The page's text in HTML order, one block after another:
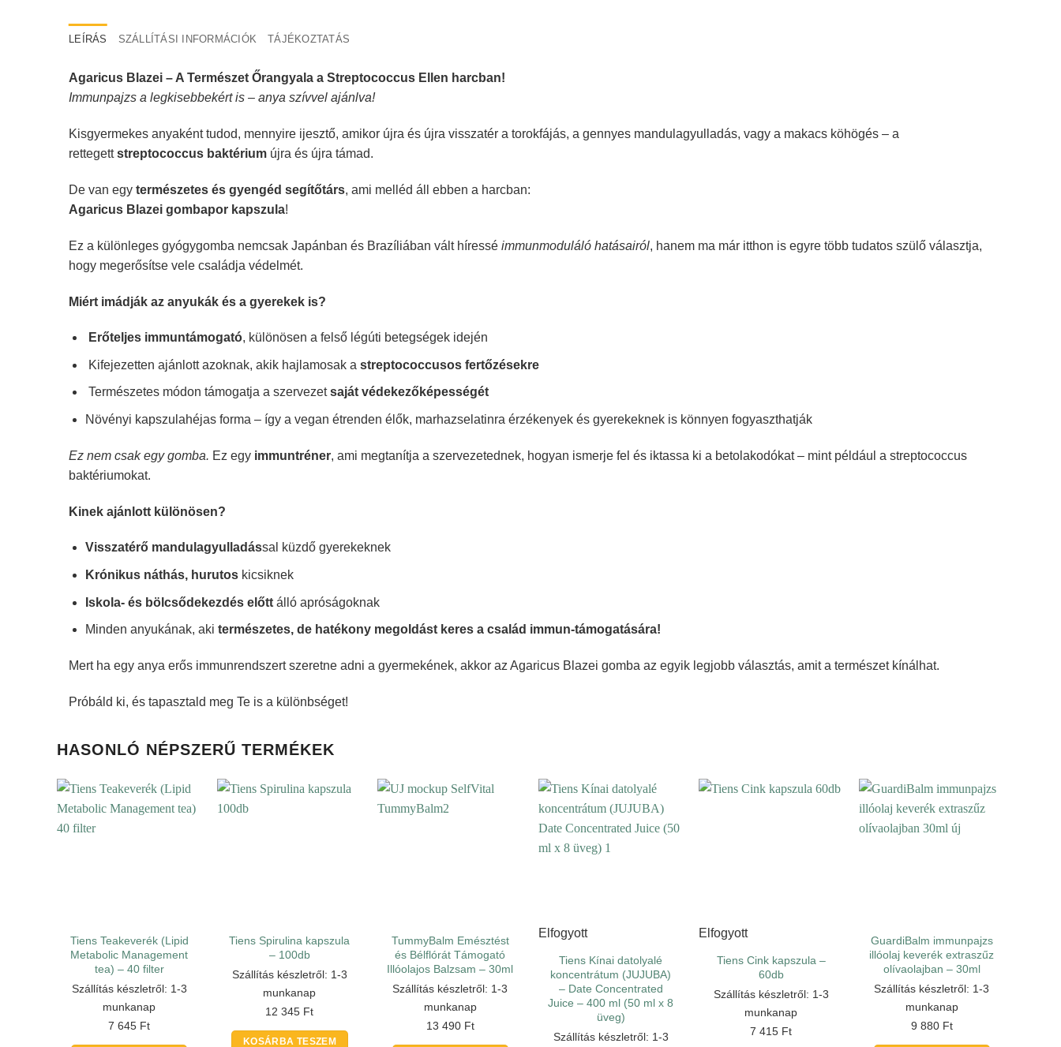
LEÍRÁS SZÁLLÍTÁSI INFORMÁCIÓK TÁJÉKOZTATÁS
Agaricus Blazei – A Természet Őrangyala a Streptococcus Ellen harcban!
Immunpajzs a legkisebbekért is – anya szívvel ajánlva!
Kisgyermekes anyaként tudod, mennyire ijesztő, amikor újra és újra visszatér a torokfájás, a gennyes mandulagyulladás, vagy a makacs köhögés – a
rettegettstreptococcus baktérium újra és újra támad.
De van egy természetes és gyengéd segítőtárs, ami melléd áll ebben a harcban:
Agaricus Blazei gombapor kapszula!
Ez a különleges gyógygomba nemcsak Japánban és Brazíliában vált híressé immunmoduláló hatásairól, hanem ma már itthon is egyre több tudatos szülő választja,
hogy megerősítse vele családja védelmét.
Miért imádják az anyukák és a gyerekek is?
Erőteljes immuntámogató, különösen a felső légúti betegségek idején
Kifejezetten ajánlott azoknak, akik hajlamosak a streptococcusos fertőzésekre
Természetes módon támogatja a szervezetsaját védekezőképességét
Növényi kapszulahéjas forma – így a vegan étrenden élők, marhazselatinra érzékenyek és gyerekeknek is könnyen fogyaszthatják
Ez nem csak egy gomba. Ez egy immuntréner, ami megtanítja a szervezetednek, hogyan ismerje fel és iktassa ki a betolakodókat – mint például a streptococcus
baktériumokat.
Kinek ajánlott különösen?
Visszatérő mandulagyulladással küzdő gyerekeknek
Krónikus náthás, hurutoskicsiknek
Iskola- és bölcsődekezdés előttálló apróságoknak
Minden anyukának, aki természetes, de hatékony megoldást keres a család immun-támogatására!
Mert ha egy anya erős immunrendszert szeretne adni a gyermekének, akkor az Agaricus Blazei gomba az egyik legjobb választás, amit a természet kínálhat.
Próbáld ki, és tapasztald meg Te is a különbséget!
HASONLÓ NÉPSZERŰ TERMÉKEK
Tiens Teakeverék (Lipid
Metabolic Management
tea) – 40 filter
Szállítás készletről: 1-3
munkanap
7 645 Ft
Tiens Spirulina kapszula
– 100db
Szállítás készletről: 1-3
munkanap
12 345 Ft
KOSÁRBA TESZEM
TummyBalm Emésztést
és Bélflórát Támogató
Illóolajos Balzsam – 30ml
Szállítás készletről: 1-3
munkanap
13 490 Ft
Elfogyott
Tiens Kínai datolyalé
koncentrátum (JUJUBA)
– Date Concentrated
Juice – 400 ml (50 ml x 8
üveg)
Szállítás készletről: 1-3
Elfogyott
Tiens Cink kapszula –
60db
Szállítás készletről: 1-3
munkanap
7 415 Ft
GuardiBalm immunpajzs
illóolaj keverék extraszűz
olívaolajban – 30ml
Szállítás készletről: 1-3
munkanap
9 880 Ft